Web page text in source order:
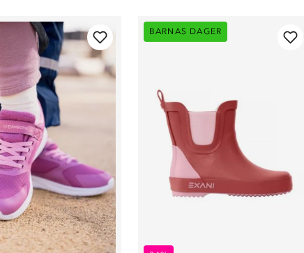
BARNAS DAGER